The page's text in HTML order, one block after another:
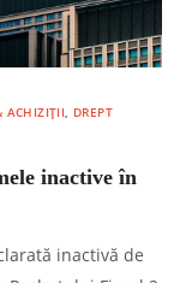
ACHIZIȚII, DREPT
inactive în
inactivă de